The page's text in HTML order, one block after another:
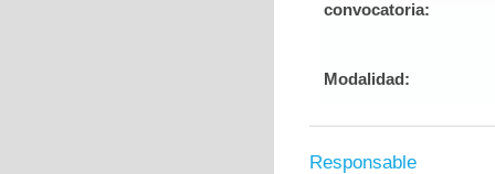
convocatoria:
Modalidad:
Responsable